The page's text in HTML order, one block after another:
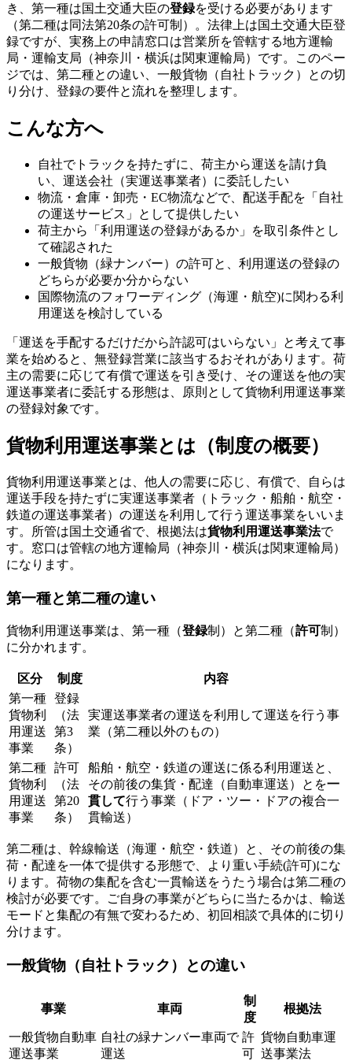
き、第一種は国土交通大臣の登録を受ける必要があります
（第二種は同法第20条の許可制）。法律上は国土交通大臣登
録ですが、実務上の申請窓口は営業所を管轄する地方運輸
局・運輸支局（神奈川・横浜は関東運輸局）です。このペー
ジでは、第二種との違い、一般貨物（自社トラック）との切
り分け、登録の要件と流れを整理します。
こんな方へ
自社でトラックを持たずに、荷主から運送を請け負
い、運送会社（実運送事業者）に委託したい
物流・倉庫・卸売・EC物流などで、配送手配を「自社
の運送サービス」として提供したい
荷主から「利用運送の登録があるか」を取引条件とし
て確認された
一般貨物（緑ナンバー）の許可と、利用運送の登録の
どちらが必要か分からない
国際物流のフォワーディング（海運・航空)に関わる利
用運送を検討している
「運送を手配するだけだから許認可はいらない」と考えて事
業を始めると、無登録営業に該当するおそれがあります。荷
主の需要に応じて有償で運送を引き受け、その運送を他の実
運送事業者に委託する形態は、原則として貨物利用運送事業
の登録対象です。
貨物利用運送事業とは（制度の概要）
貨物利用運送事業とは、他人の需要に応じ、有償で、自らは
運送手段を持たずに実運送事業者（トラック・船舶・航空・
鉄道の運送事業者）の運送を利用して行う運送事業をいいま
す。所管は国土交通省で、根拠法は貨物利用運送事業法で
す。窓口は管轄の地方運輸局（神奈川・横浜は関東運輸局）
になります。
第一種と第二種の違い
貨物利用運送事業は、第一種（登録制）と第二種（許可 制）
に分かれます。
区分 制度
内容
第一種
貨物利
用運送
事業
登録
（法
第3
条）
実運送事業者の運送を利用して運送を行う事
業（第二種以外のもの）
第二種
貨物利
用運送
事業
許可
（法
第20
条）
船舶・航空・鉄道の運送に係る利用運送と、
その前後の集貨・配達（自動車運送）とを一
貫して行う事業（ドア・ツー・ドアの複合一
貫輸送）
第二種は、幹線輸送（海運・航空・鉄道）と、その前後の集
荷・配達を一体で提供する形態で、より重い手続(許可)にな
ります。荷物の集配を含む一貫輸送をうたう場合は第二種の
検討が必要です。ご自身の事業がどちらに当たるかは、輸送
モードと集配の有無で変わるため、初回相談で具体的に切り
分けます。
一般貨物（自社トラック）との違い
事業 車両
制
度
根拠法
一般貨物自動車
運送事業
自社の緑ナンバー車両で
運送
許
可
貨物自動車運
送事業法